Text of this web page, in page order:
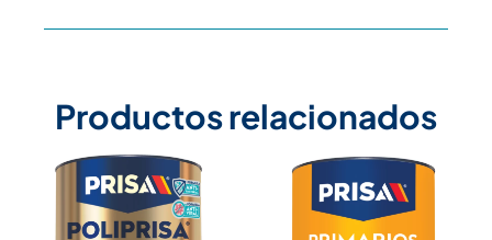
Productos relacionados